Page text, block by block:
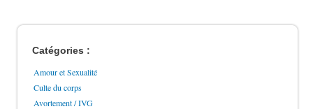
Catégories :
Amour et Sexualité
Culte du corps
Avortement / IVG